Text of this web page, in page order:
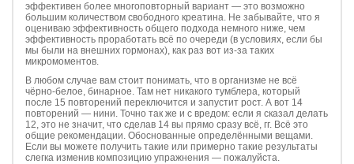
эффективен более многоповторный вариант — это возможно
большим количеством свободного креатина. Не забывайте, что я
оцениваю эффективность общего подхода немного ниже, чем
эффективность проработать всё по очереди (в условиях, если бы
мы были на внешних гормонах), как раз вот из-за таких
микромоментов.
В любом случае вам стоит понимать, что в организме не всё
чёрно-белое, бинарное. Там нет никакого тумблера, который
после 15 повторений переключится и запустит рост. А вот 14
повторений — нини. Точно так же и с вредом: если я сказал делать
12, это не значит, что сделав 14 вы прямо сразу всё, гг. Всё это
общие рекомендации. Обоснованные определёнными вещами.
Если вы можете получить такие или примерно такие результаты
слегка изменив композицию упражнения — пожалуйста.